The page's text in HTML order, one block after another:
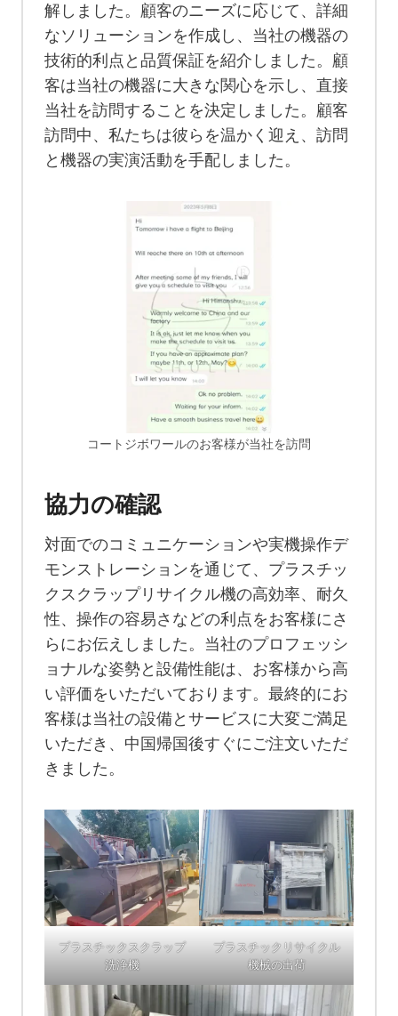
解しました。顧客のニーズに応じて、詳細
なソリューションを作成し、当社の機器の
技術的利点と品質保証を紹介しました。顧
客は当社の機器に大きな関心を示し、直接
当社を訪問することを決定しました。顧客
訪問中、私たちは彼らを温かく迎え、訪問
と機器の実演活動を手配しました。
コートジボワールのお客様が当社を訪問
協力の確認
対面でのコミュニケーションや実機操作デ
モンストレーションを通じて、プラスチッ
クスクラップリサイクル機の高効率、耐久
性、操作の容易さなどの利点をお客様にさ
らにお伝えしました。当社のプロフェッシ
ョナルな姿勢と設備性能は、お客様から高
い評価をいただいております。最終的にお
客様は当社の設備とサービスに大変ご満足
いただき、中国帰国後すぐにご注文いただ
きました。
プラスチックスクラップ
洗浄機
プラスチックリサイクル
機械の出荷